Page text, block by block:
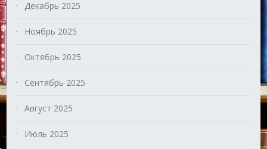
Декабрь 2025
Ноябрь 2025
Октябрь 2025
Сентябрь 2025
Август 2025
Июль 2025